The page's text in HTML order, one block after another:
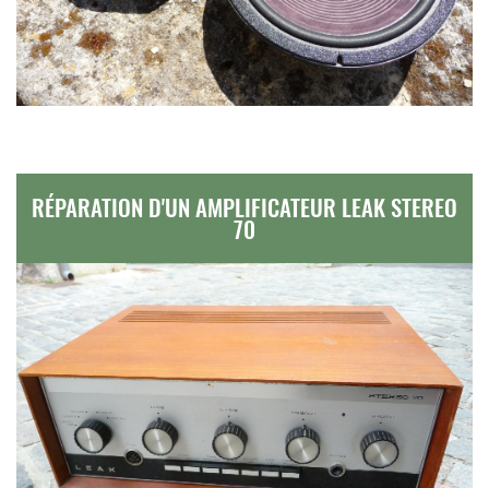
RÉPARATION D'UN AMPLIFICATEUR LEAK STEREO
70